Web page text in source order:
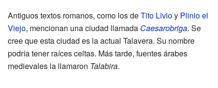
Antiguos textos romanos, como los deTito Livioy Plinio el
Viejo, mencionan una ciudad llamada Caesarobriga. Se
cree que esta ciudad es la actual Talavera. Su nombre
podría tener raíces celtas. Más tarde, fuentes árabes
medievales la llamaron Talabira.